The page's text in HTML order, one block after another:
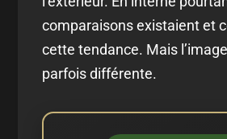
comparaisons existaient et
cette tendance. Mais
parfois différente.